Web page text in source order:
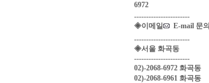
6972
-----------------------
◈이메일
E-mail 문의
-----------------------
◈서울 화곡동
-----------------------
02)-2068-6972 화곡동
02)-2068-6961 화곡동